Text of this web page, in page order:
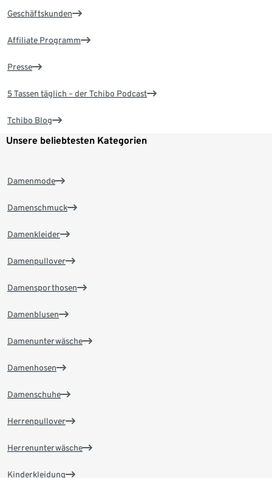
Geschäftskunden
Affiliate Programm
Presse
5 Tassen täglich – der Tchibo Podcast
Tchibo Blog
Unsere beliebtesten Kategorien
Damenmode
Damenschmuck
Damenkleider
Damenpullover
Damensporthosen
Damenblusen
Damenunterwäsche
Damenhosen
Damenschuhe
Herrenpullover
Herrenunterwäsche
Kinderkleidung